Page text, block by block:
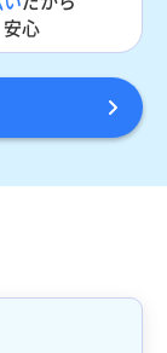
安心